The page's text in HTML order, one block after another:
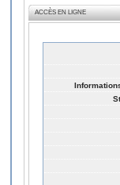
ACCÈS EN LIGNE